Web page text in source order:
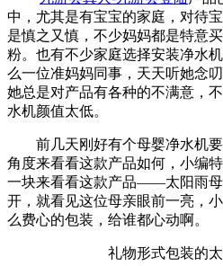
中，尤其是有宝宝的家庭，对待
是慎之又慎，不少妈妈都是特意
粉。也有不少家庭选择安装净水
么一位准妈妈同事，天天听她念
她总是对产品有各种的不满意，
水机颜值太低。
前几天刚好有个母婴净水机要
角度来看看这款产品如何，小编
一块来看看这款产品——太阳雨
开，就看见这位母亲眼前一亮，
么费心的包装，给谁都心动啊。
礼物形式包装的太